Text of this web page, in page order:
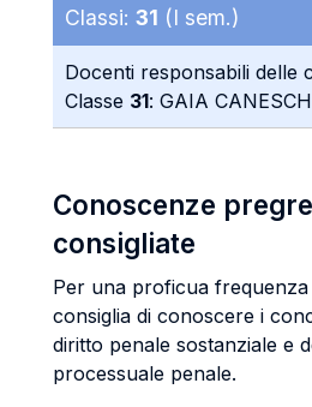
Classi: 31 (I sem.)
Docenti responsabili delle
Classe 31: GAIA
Conoscenze
consigliate
Per una proficua frequenza
consiglia di conoscere i
diritto penale sostanziale e
processuale penale.